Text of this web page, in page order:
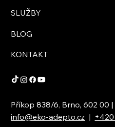
SLUŽBY
BLOG
KONTAKT
Příkop 838/6, Brno, 602 00 |
info@eko-adepto.cz |